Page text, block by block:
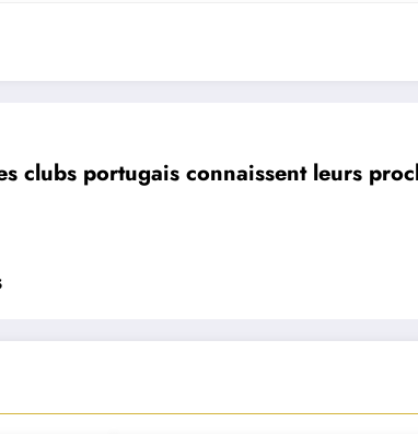
clubs portugais connaissent leurs